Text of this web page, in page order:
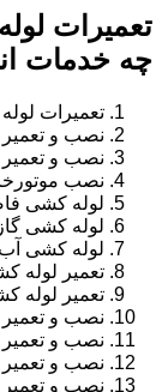
تعمیرات
چه خدمات
تعمیرات
نصب و
نصب و تعمیر
نصب
لوله کشی
لوله کشی گاز
لوله کشی آب
تعمیر لوله
تعمیر لوله
نصب و تعمیر
نصب و تعمیر
نصب و تعمیر
نصب و